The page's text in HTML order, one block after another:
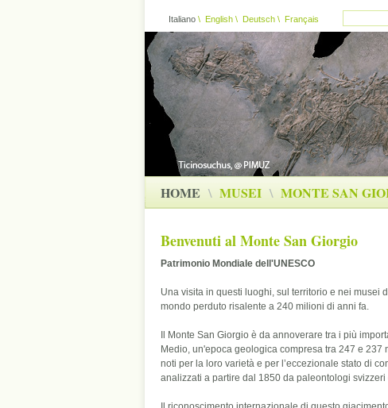
Italiano \ English \ Deutsch \ Français
HOME \ MUSEI \ MONTE SAN
Benvenuti al Monte San Giorgio
Patrimonio Mondiale dell'UNESCO
Una visita in questi luoghi, sul territorio e nei musei
mondo perduto risalente a 240 milioni di anni fa.
Il Monte San Giorgio è da annoverare tra i più
Medio, un'epoca geologica compresa tra 247 e
noti per la loro varietà e per l’eccezionale stato di
analizzati a partire dal 1850 da paleontologi svizzeri